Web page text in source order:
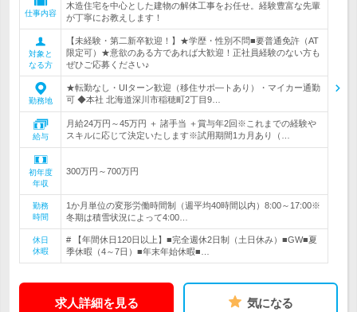
仕事内容
木造住宅を中心とした建物の解体工事をお任せ。経験豊富な先輩
が丁寧にお教えします！
対象と
なる方
【未経験・第二新卒歓迎！】★学歴・性別不問■要普通免許（AT
限定可）★意欲のある方であれば大歓迎！正社員経験のない方も
ぜひご応募ください♪
勤務地
★転勤なし・UIターン歓迎（移住サポ―トあり）・マイカー通勤
可 ◆本社 北海道深川市稲穂町2丁目9…
給与
月給24万円～45万円 ＋ 諸手当 ＋賞与年2回※これまでの経験や
スキルに応じて決定いたします※試用期間1カ月あり（…
初年度
年収
300万円～700万円
勤務
時間
1か月単位の変形労働時間制（週平均40時間以内）8:00～17:00※
冬期は積雪状況によって4:00…
休日
休暇
# 【年間休日120日以上】■完全週休2日制（土日休み）■GW■夏
季休暇（4～7日）■年末年始休暇■…
求人詳細を見る 気になる